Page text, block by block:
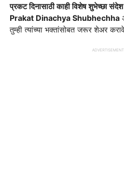
प्रकट दिनासाठी काही विशेष शुभेच्छा
Prakat Dinachya Shubhechha
तुम्ही त्यांच्या भक्तांसोबत जरूर शेअर
ADVERTISEMENT